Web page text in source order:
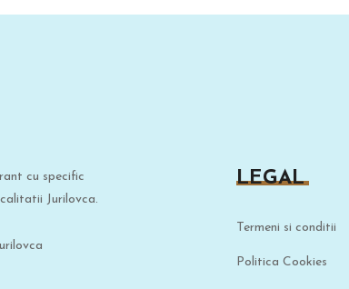
cu specific
Jurilovca.
LEGAL
Termeni si conditii
Politica Cookies